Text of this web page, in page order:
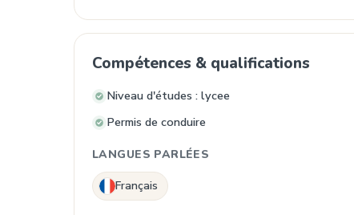
Compétences & qualifications
Niveau d'études : lycee
Permis de conduire
LANGUES PARLÉES
Français